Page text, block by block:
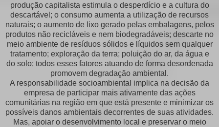
produção capitalista estimula o desperdício e a cultura do
descartável; o consumo aumenta a utilização de recursos
naturais; o aumento de lixo gerado pelas embalagens, pelos
produtos não recicláveis e nem biodegradáveis; descarte no
meio ambiente de resíduos sólidos e líquidos sem qualquer
tratamento; exploração da terra; poluição do ar, da água e
do solo; todos esses fatores atuando de forma desordenada
promovem degradação ambiental.
A responsabilidade socioambiental implica na decisão da
empresa de participar mais ativamente das ações
comunitárias na região em que está presente e minimizar os
possíveis danos ambientais decorrentes de suas atividades.
Mas, apoiar o desenvolvimento local e preservar o meio